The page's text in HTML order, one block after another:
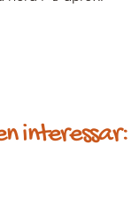
interessar: